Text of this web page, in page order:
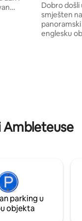
more
Dobro došli
smješten
englesku
Ambleteuse
parking u
objekta